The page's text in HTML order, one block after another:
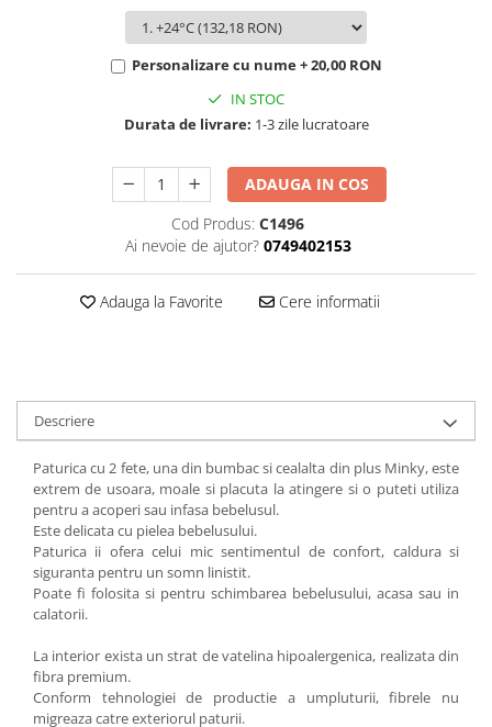
Personalizare cu nume + 20,00 RON
IN STOC
Durata de livrare: 1-3 zile lucratoare
ADAUGA IN COS
Cod Produs: C1496
Ai nevoie de ajutor? 0749402153
Adauga la Favorite Cere informatii
Descriere
Paturica cu 2 fete, una din bumbac si cealalta din plus Minky, este
extrem de usoara, moale si placuta la atingere si o puteti utiliza
pentru a acoperi sau infasa bebelusul.
Este delicata cu pielea bebelusului.
Paturica ii ofera celui mic sentimentul de confort, caldura si
siguranta pentru un somn linistit.
Poate fi folosita si pentru schimbarea bebelusului, acasa sau in
calatorii.
La interior exista un strat de vatelina hipoalergenica, realizata din
fibra premium.
Conform tehnologiei de productie a umpluturii, fibrele nu
migreaza catre exteriorul paturii. ​